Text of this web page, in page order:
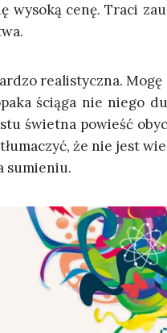
wyso­ką cenę. Tra­ci
reali­stycz­na.
ścią­ga nie nie­go
świet­na powieść
że nie jest
sumieniu.